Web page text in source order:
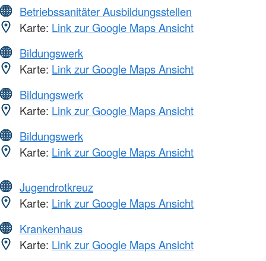
Betriebssanitäter Ausbildungsstellen
Karte: Link zur Google Maps Ansicht
Bildungswerk
Karte: Link zur Google Maps Ansicht
Bildungswerk
Karte: Link zur Google Maps Ansicht
Bildungswerk
Karte: Link zur Google Maps Ansicht
Jugendrotkreuz
Karte: Link zur Google Maps Ansicht
Krankenhaus
Karte: Link zur Google Maps Ansicht